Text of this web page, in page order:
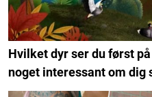
Hvilket dyr ser du først
noget interessant om dig